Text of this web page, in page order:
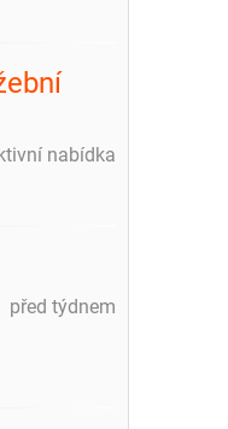
nabídka
před týdnem